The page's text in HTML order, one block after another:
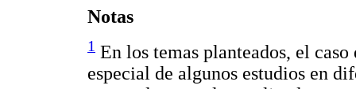
Notas
1 En los temas planteados, el
especial de algunos estudios en